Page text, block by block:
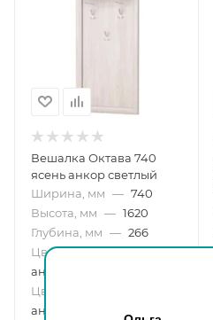
Вешалка Октава 740
ясень анкор светлый
Ширина, мм — 740
Высота, мм — 1620
Глубина, мм — 266
Цвет корпуса — ясень
анкор светлый
Цвет фасада
анкор светлый